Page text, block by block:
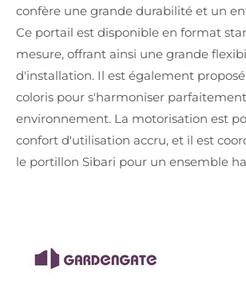
confère une grande durabilité et un
Ce portail est disponible en format
mesure, offrant ainsi une grande
d'installation. Il est également
coloris pour s'harmoniser
environnement. La motorisation est
confort d'utilisation accru, et il est
le portillon Sibari pour un ensemble